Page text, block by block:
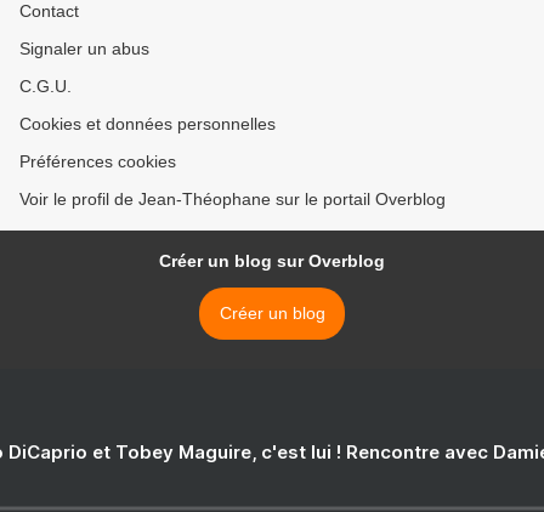
Contact
Signaler un abus
C.G.U.
Cookies et données personnelles
Préférences cookies
Voir le profil de Jean-Théophane sur le portail Overblog
Créer un blog sur Overblog
Créer un blog
DiCaprio et Tobey Maguire, c'est lui ! Rencontre avec